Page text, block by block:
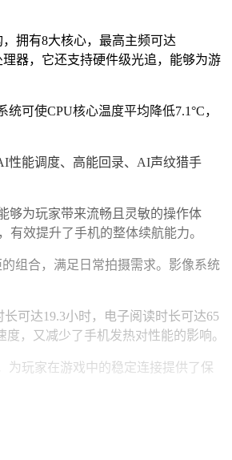
拥有8大核心，最高主频可达
器，它还支持硬件级光追，能够为游
可使CPU核心温度平均降低7.1°C，
性能调度、高能回录、AI声纹猎手
够为玩家带来流畅且灵敏的操作体
效提升了手机的整体续航能力。
组合，满足日常拍摄需求。影像系统
可达19.3小时，电子阅读时长可达65
，又减少了手机发热对性能的影响。
为玩家在游戏中的稳定连接提供了保